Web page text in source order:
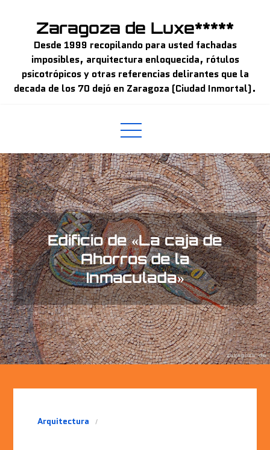
Zaragoza de Luxe*****
Desde 1999 recopilando para usted fachadas
imposibles, arquitectura enloquecida, rótulos
psicotrópicos y otras referencias delirantes que la
decada de los 70 dejó en Zaragoza (Ciudad Inmortal).
Edificio de «La caja de
Ahorros de la
Inmaculada»
Arquitectura